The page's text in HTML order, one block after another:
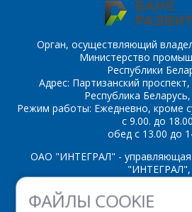
ФАЙЛЫ COOKIE
Орган, осуществляющий
Министерство
Республики
Адрес: Партизанский
Республика
Режим работы: Ежедневно, кроме
с 9.00. до
обед с 13.00 до
ОАО "ИНТЕГРАЛ" - управляющая
"ИНТЕГРАЛ",
ул. Казинца И.П., д.121А, комната
Республика